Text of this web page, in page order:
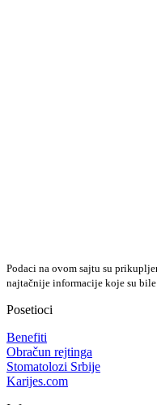
Podaci na ovom sajtu su
najtačnije informacije koje su
Posetioci
Benefiti
Obračun rejtinga
Stomatolozi Srbije
Karijes.com